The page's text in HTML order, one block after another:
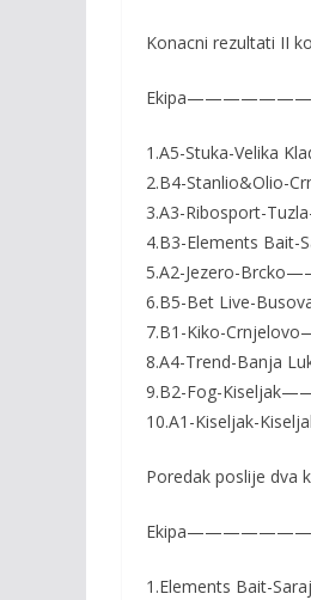
Konacni rezultati II
1.A5-Stuka-
2.B4-
3.A3-Ribosport-
4.B3-Elements
5.A2-Jezero-
6.B5-Bet Live-
7.B1-Kiko-
8.A4-Trend-
9.B2-Fog-
10.A1-Kiseljak-
Poredak poslije dva
1.Elements